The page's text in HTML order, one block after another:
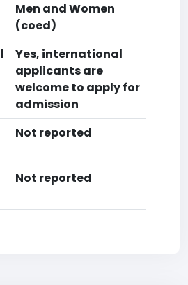
Men and Women
(coed)
Yes, international
applicants are
welcome to apply for
admission
Not reported
Not reported